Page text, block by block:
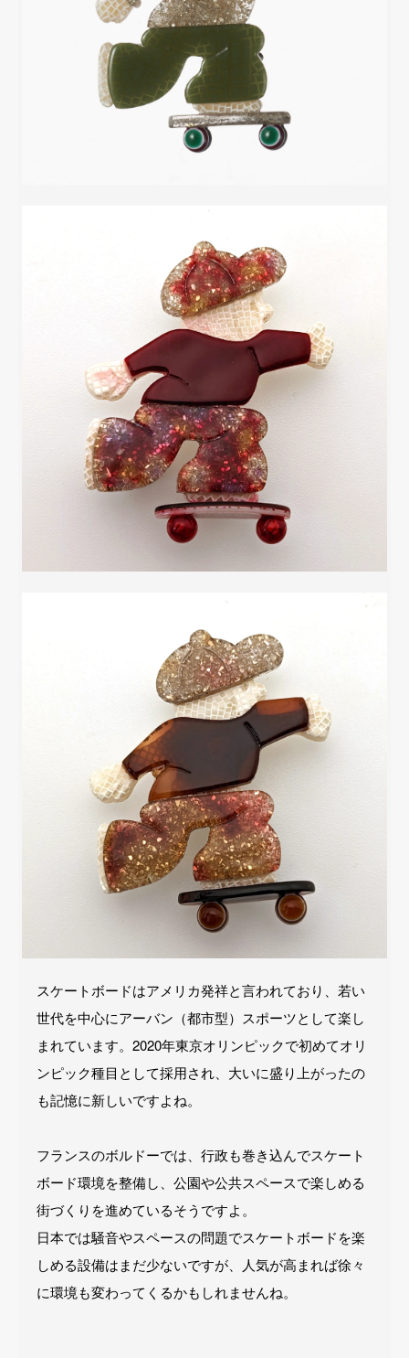
スケートボードはアメリカ発祥と言われており、若い
世代を中心にアーバン（都市型）スポーツとして楽し
まれています。2020年東京オリンピックで初めてオリ
ンピック種目として採用され、大いに盛り上がったの
も記憶に新しいですよね。
フランスのボルドーでは、行政も巻き込んでスケート
ボード環境を整備し、公園や公共スペースで楽しめる
街づくりを進めているそうですよ。
日本では騒音やスペースの問題でスケートボードを楽
しめる設備はまだ少ないですが、人気が高まれば徐々
に環境も変わってくるかもしれませんね。